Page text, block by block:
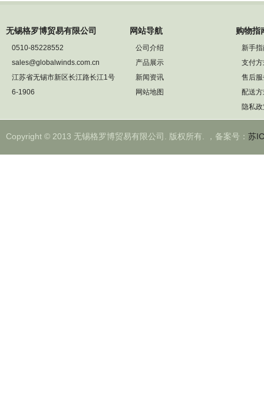
无锡格罗博贸易有限公司
0510-85228552
sales@globalwinds.com.cn
江苏省无锡市新区长江路长江1号
6-1906
网站导航
公司介绍
产品展示
新闻资讯
网站地图
购物指
新手
支付
售后
配送
隐私
Copyright © 2013 无锡格罗博贸易有限公司. 版权所有. ，备案号： 苏